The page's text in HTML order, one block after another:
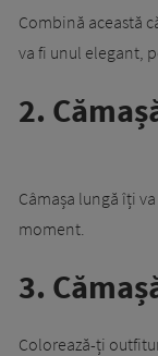
Combină această
va fi unul elegant,
2.
Câmașa lungă îți
moment.
3.
Colorează-ți